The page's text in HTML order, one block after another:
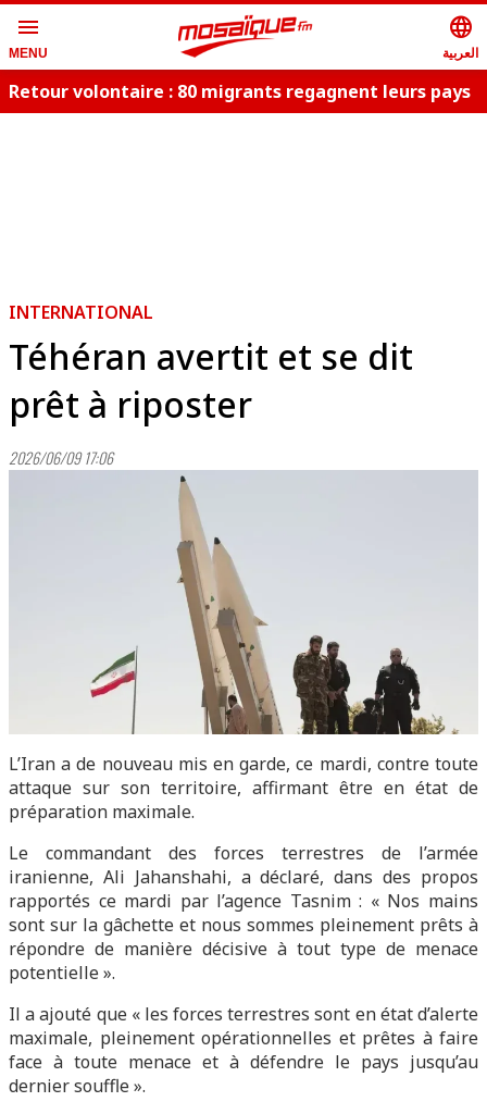
menu
MENU
language
العربية
Retour volontaire : 80 migrants regagnent leurs pays
INTERNATIONAL
Téhéran avertit et se dit
prêt à riposter
2026/06/09 17:06
L’Iran a de nouveau mis en garde, ce mardi, contre toute
attaque sur son territoire, affirmant être en état de
préparation maximale.
Le commandant des forces terrestres de l’armée
iranienne, Ali Jahanshahi, a déclaré, dans des propos
rapportés ce mardi par l’agence Tasnim : « Nos mains
sont sur la gâchette et nous sommes pleinement prêts à
répondre de manière décisive à tout type de menace
potentielle ».
Il a ajouté que « les forces terrestres sont en état d’alerte
maximale, pleinement opérationnelles et prêtes à faire
face à toute menace et à défendre le pays jusqu’au
dernier souffle ».